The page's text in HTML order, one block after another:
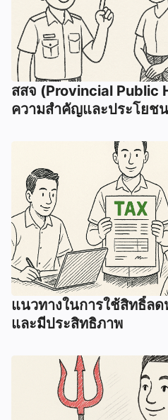
สสจ (Provincial Public
ความสำคัญและประโยชน
แนวทางในการใช้สิทธิ์ล
และมีประสิทธิภาพ